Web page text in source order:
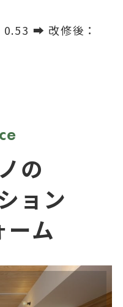
0.53 ➡ 改修後：
の
ョン
ーム